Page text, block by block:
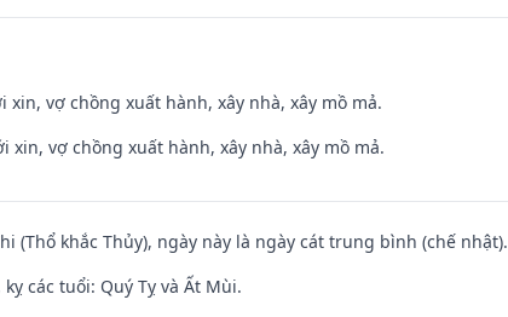
xin, vợ chồng xuất hành, xây nhà, xây mồ mả.
xin, vợ chồng xuất hành, xây nhà, xây mồ mả.
(Thổ khắc Thủy), ngày này là ngày cát trung bình (chế nhật).
các tuổi: Quý Tỵ và Ất Mùi.